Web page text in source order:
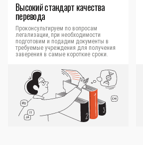
Высокий стандарт качества
перевода
Проконсультируем по вопросам
легализации, при необходимости
подготовим и подадим документы в
требуемые учреждения для получения
заверения в самые короткие сроки.